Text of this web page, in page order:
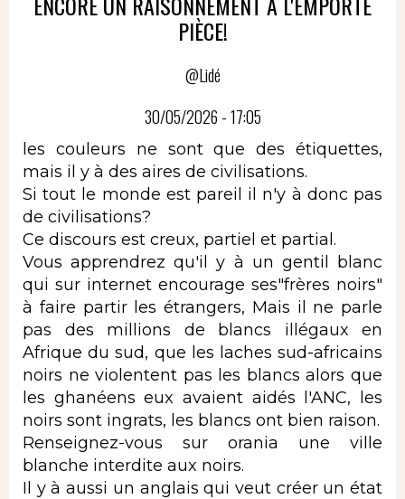
PIÈCE!
@Lidé
30/05/2026 - 17:05
les couleurs ne sont que des étiquettes,
mais il y à des aires de civilisations.
Si tout le monde est pareil il n'y à donc pas
de civilisations?
Ce discours est creux, partiel et partial.
Vous apprendrez qu'il y à un gentil blanc
qui sur internet encourage ses"frères noirs"
à faire partir les étrangers, Mais il ne parle
pas des millions de blancs illégaux en
Afrique du sud, que les laches sud-africains
noirs ne violentent pas les blancs alors que
les ghanéens eux avaient aidés l'ANC, les
noirs sont ingrats, les blancs ont bien raison.
Renseignez-vous sur orania une ville
blanche interdite aux noirs.
Il y à aussi un anglais qui veut créer un état